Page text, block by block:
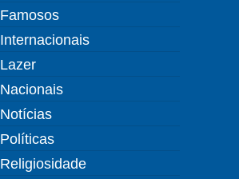
Famosos
Internacionais
Lazer
Nacionais
Notícias
Políticas
Religiosidade